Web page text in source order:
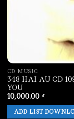
CD MUSIC
348 HAI AU CD
YOU
10,000.00 ₫
ADD LIST